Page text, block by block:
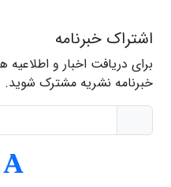
اشتراک خبرنامه
برای دریافت اخبار و
خبرنامه نشریه مشترک شوید.